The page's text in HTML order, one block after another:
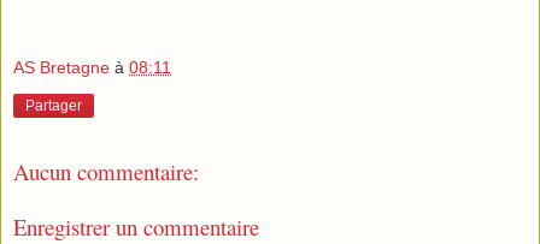
AS Bretagne à 08:11
Partager
Aucun commentaire:
Enregistrer un commentaire